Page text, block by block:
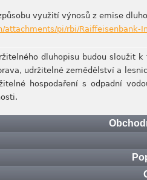
využití výnosů z emise
attachments/pi/rbi/Raiffeisenbank-
dluhopisu budou sloužit
udržitelné zemědělství a
hospodaření s odpadní